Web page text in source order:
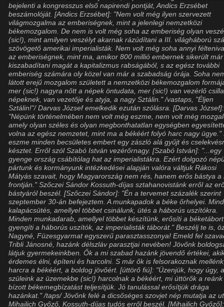
bejelenti a kongresszus első napirendi pontját, Andics Erzsébet
beszámolóját. [Andics Erzsébet]: "Nem volt még ilyen szervezett
világmozgalma az emberiségnek, mint a jelenlegi nemzetközi
békemozgalom. De nem is volt még soha az emberiség olyan
(sic!), mint amilyen veszélyt akarnak rázúdítani a III. világháború
szövögető amerikai imperialisták. Nem volt még soha annyi
az emberiségnek, mint ma, amikor 800 millió embernek sikerült már
kiszabadítani magát a kapitalizmus rabságából, s az egész további
emberiség számára oly közel van már a szabadság órája. Soha
látott erejű mozgalom született a nemzetközi békemozgalom
mer (sic!) nagyra nőtt a népek öntudata, mer (sic!) van vezérlő
népeknek, van vezetője és atyja, a nagy Sztálin." /vastaps, "Éljen
Sztálin!"/ Darvas József emelkedik ezután szólásra. [Darvas József]:
"Népünk történelmében nem volt még eszme, nem volt még
amely olyan széles és olyan megbonthatatlan egységben
volna az egész nemzetet, mint ma a békéért folyó harc nagy ügye."
eszme minden becsületes embert egy zászló alá gyűjt és
késztet. Erről szól Szabó István vezérőrnagy. [Szabó István]: "...egy
gyenge ország csábítólag hat az imperialistákra. Ezért dolgozó
pártunk és kormányunk intézkedései alapján valóra váltjuk Rákosi
Mátyás szavait, hogy Magyarország nem rés, hanem erős bástya a
frontján." Szőczei Sándor Kossuth-díjas sztahanovistánk erről az
bástyáról beszél. [Szőczei Sándor]: "Én a tervemet százalék szerint
szeptember 30-án befejeztem. A munkapadok a béke őrhelyei.
kalapácsütés, amellyel többet csinálunk, ütés a háborús uszítókra.
Minden munkadarab, amellyel többet készítünk, erősíti a
gyengíti a háborús uszítók, az imperialisták táborát." Beszélj te is,
Nagyné, Füzesgyarmat egyszerű parasztasszonya! Emeld fel
Tribli Jánosné, hazánk délszláv parasztjai nevében! Jövőnk
látjuk gyermekeinkben. Ők a mi szabad hazánk jövendő értékei,
érdemes élni, építeni és harcolni. S már ők is felsorakoznak
harcra a békéért, a boldog jövőért. [úttörő fiú]: "Üzenjük, hogy úgy,
szüleink az üzemekbe (sic!) harcolnak a békéért, mi úttörők a reánk
bízott békemegbízatást teljesítjük. Jó tanulással erősítjük drága
hazánkat." /taps/ Jövőnk felé a dicsőséges szovjet nép mutatja az
Mihailich Győző, Kossuth-díjas tudós erről beszél. [Mihailich Győző]: